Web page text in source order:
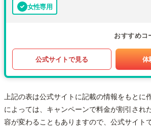
女性専用
おすすめコ
公式サイトで見る 体
上記の表は公式サイトに記載の情報をもとに
によっては、キャンペーンで料金が割引され
容が変わることもありますので、公式サイト